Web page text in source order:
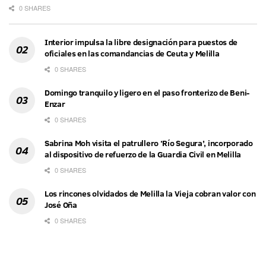
0 SHARES
Interior impulsa la libre designación para puestos de
oficiales en las comandancias de Ceuta y Melilla
0 SHARES
Domingo tranquilo y ligero en el paso fronterizo de Beni-
Enzar
0 SHARES
Sabrina Moh visita el patrullero ‘Río Segura’, incorporado
al dispositivo de refuerzo de la Guardia Civil en Melilla
0 SHARES
Los rincones olvidados de Melilla la Vieja cobran valor con
José Oña
0 SHARES